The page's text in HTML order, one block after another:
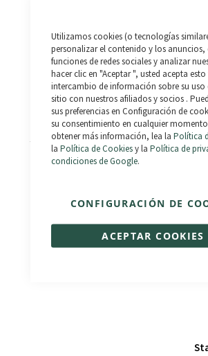
Utilizamos cookies (o tecnologías
personalizar el contenido y los anuncios,
funciones de redes sociales y analizar
hacer clic en "Aceptar ", usted acepta esto
intercambio de información sobre su uso
sitio con nuestros afiliados y socios .
sus preferencias en Configuración de
su consentimiento en cualquier
obtener más información, lea la Política
la Política de Cookiesy la Política de
condiciones de Google.
ACEPTAR COOKIES
CONFIGURACIÓN DE
Stamina M500 - Km 0
Valoración:
100%